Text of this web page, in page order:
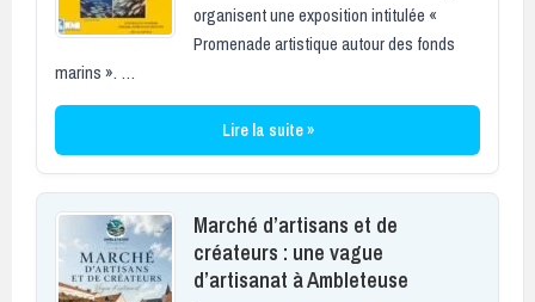
organisent une exposition intitulée «
Promenade artistique autour des fonds
marins ». …
Lire la suite »
Marché d’artisans et de
créateurs : une vague
d’artisanat à Ambleteuse